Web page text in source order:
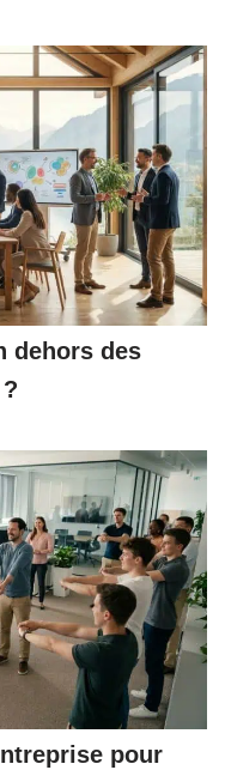
dehors des
pour